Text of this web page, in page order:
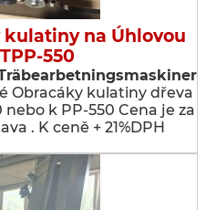
kulatiny na Úhlovou
550
Obracáky kulatiny dřeva
nebo k PP-550 Cena je za
. K ceně + 21%DPH